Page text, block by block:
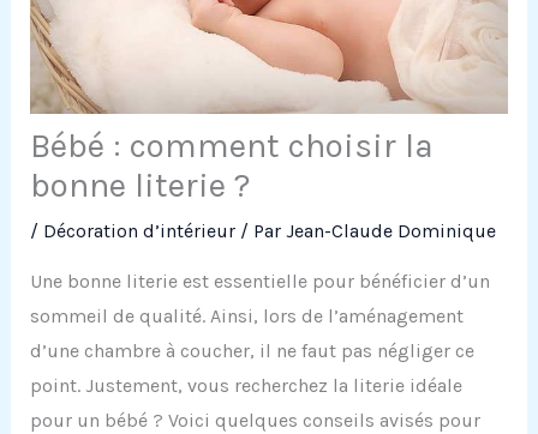
Bébé : comment choisir la
bonne literie ?
/ Décoration d’intérieur/ Par Jean-Claude Dominique
Une bonne literie est essentielle pour bénéficier d’un
sommeil de qualité. Ainsi, lors de l’aménagement
d’une chambre à coucher, il ne faut pas négliger ce
point. Justement, vous recherchez la literie idéale
pour un bébé ? Voici quelques conseils avisés pour